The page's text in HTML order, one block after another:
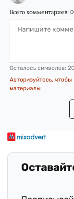
Всего комментариев: 0
Осталось символов:
Авторизуйтесь,
материалы